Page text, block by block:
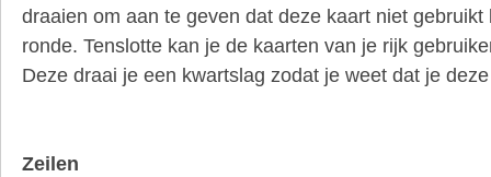
draaien om aan te geven dat deze kaart niet gebruikt
ronde. Tenslotte kan je de kaarten van je rijk
Deze draai je een kwartslag zodat je weet dat je
Zeilen